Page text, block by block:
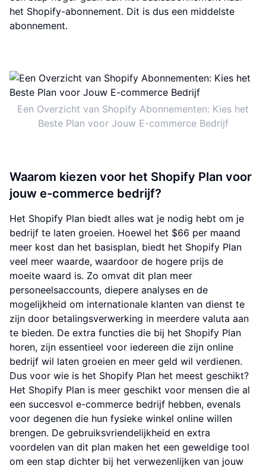
het Shopify-abonnement. Dit is dus een middelste
abonnement.
Een Overzicht van Shopify Abonnementen: Kies het
Beste Plan voor Jouw E-commerce Bedrijf
Waarom kiezen voor het Shopify Plan voor
jouw e-commerce bedrijf?
Het Shopify Plan biedt alles wat je nodig hebt om je
bedrijf te laten groeien. Hoewel het $66 per maand
meer kost dan het basisplan, biedt het Shopify Plan
veel meer waarde, waardoor de hogere prijs de
moeite waard is. Zo omvat dit plan meer
personeelsaccounts, diepere analyses en de
mogelijkheid om internationale klanten van dienst te
zijn door betalingsverwerking in meerdere valuta aan
te bieden. De extra functies die bij het Shopify Plan
horen, zijn essentieel voor iedereen die zijn online
bedrijf wil laten groeien en meer geld wil verdienen.
Dus voor wie is het Shopify Plan het meest geschikt?
Het Shopify Plan is meer geschikt voor mensen die al
een succesvol e-commerce bedrijf hebben, evenals
voor degenen die hun fysieke winkel online willen
brengen. De gebruiksvriendelijkheid en extra
voordelen van dit plan maken het een geweldige tool
om een stap dichter bij het verwezenlijken van jouw